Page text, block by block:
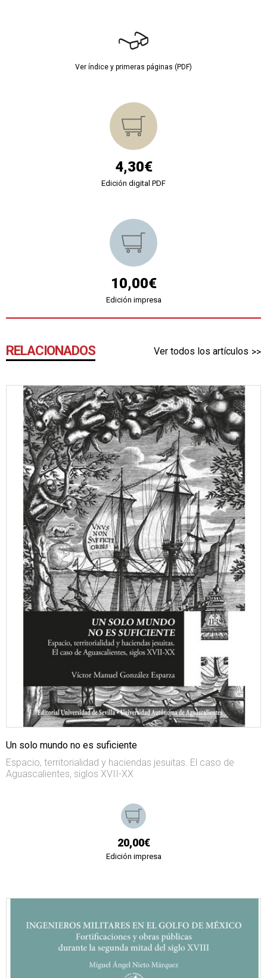
Ver índice y primeras páginas (PDF)
4,30€
Edición digital PDF
10,00€
Edición impresa
RELACIONADOS Ver todos los artículos
Un solo mundo no es suficiente
Espacio, territorialidad y haciendas jesuitas. El caso de
Aguascalientes, siglos XVII-XX
20,00€
Edición impresa